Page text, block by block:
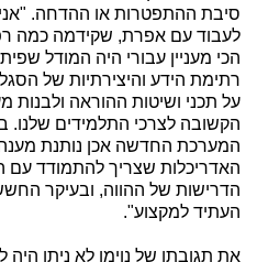
סיבת ההתפטרות או ההדחה. "אני
לעבוד עם אפרת, שקידמה כמה
הכי מעניין עבורי היה המודל
רתימת הידע והיצירתיות של
על תכני ושיטות ההוראה ולבנות
הקשובה לצרכי התלמידים שלנו.
המערכת החדשה אכן נותנת
האדריכלות שצריך להתמודד
הדרישות של ההווה, ובעיקר
העתיד למקצוע".
את תגובתו של נוימן לא ניתן